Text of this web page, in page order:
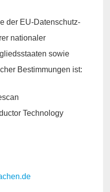
der EU-Datenschutz-
nationaler
sowie
Bestimmungen ist:
Technology